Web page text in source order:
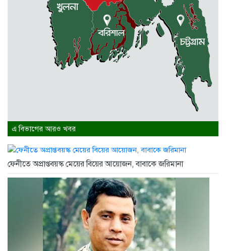
এ বিভাগের আরও খবর
ফেনীতে অপ্রাপ্তবয়স্ক মেয়ের বিয়ের আয়োজন, বাবাকে জরিমানা